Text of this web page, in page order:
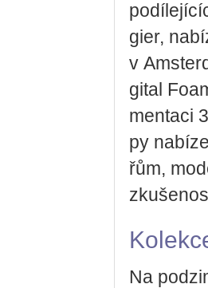
gier,
v
gi­tal
men­ta­ci
py
řům,
Na